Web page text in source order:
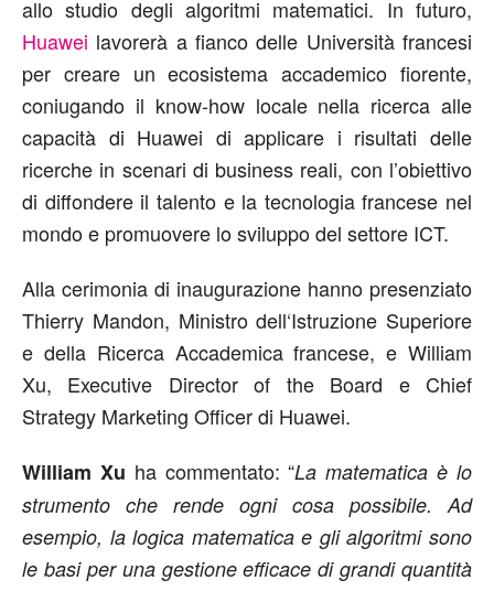
allo studio degli algoritmi matematici. In futuro,
Huawei lavorerà a fianco delle Università francesi
per creare un ecosistema accademico fiorente,
coniugando il know-how locale nella ricerca alle
capacità di Huawei di applicare i risultati delle
ricerche in scenari di business reali, con l’obiettivo
di diffondere il talento e la tecnologia francese nel
mondo e promuovere lo sviluppo del settore ICT.
Alla cerimonia di inaugurazione hanno presenziato
Thierry Mandon, Ministro dell‘Istruzione Superiore
e della Ricerca Accademica francese, e William
Xu, Executive Director of the Board e Chief
Strategy Marketing Officer di Huawei.
William Xu ha commentato: “La matematica è lo
strumento che rende ogni cosa possibile. Ad
esempio, la logica matematica e gli algoritmi sono
le basi per una gestione efficace di grandi quantità